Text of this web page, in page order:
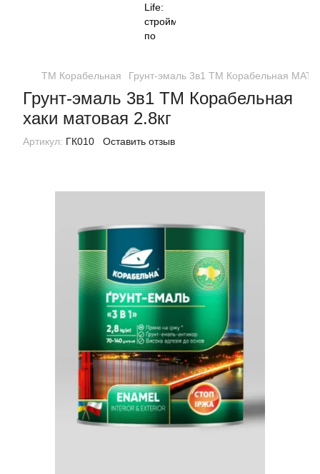
ТМ Корабельная Грунт-эмаль 3в1 ТМ Корабельная
Грунт-эмаль 3в1 ТМ Корабельная
хаки матовая 2.8кг
Артикул: ГК010 Оставить отзыв